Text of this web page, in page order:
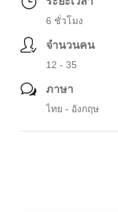
ุ6 ชั่วโมง
จำนวนคน
12 - 35
ภาษา
ไทย - อังกฤษ